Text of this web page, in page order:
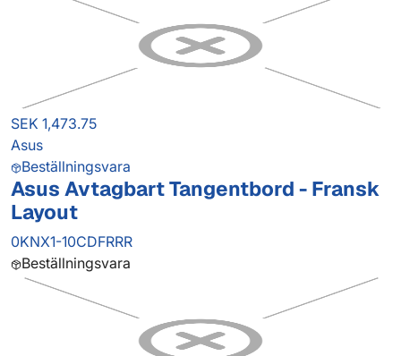
SEK 1,473.75
Asus
Beställningsvara
Asus Avtagbart Tangentbord - Fransk
Layout
0KNX1-10CDFRRR
Beställningsvara